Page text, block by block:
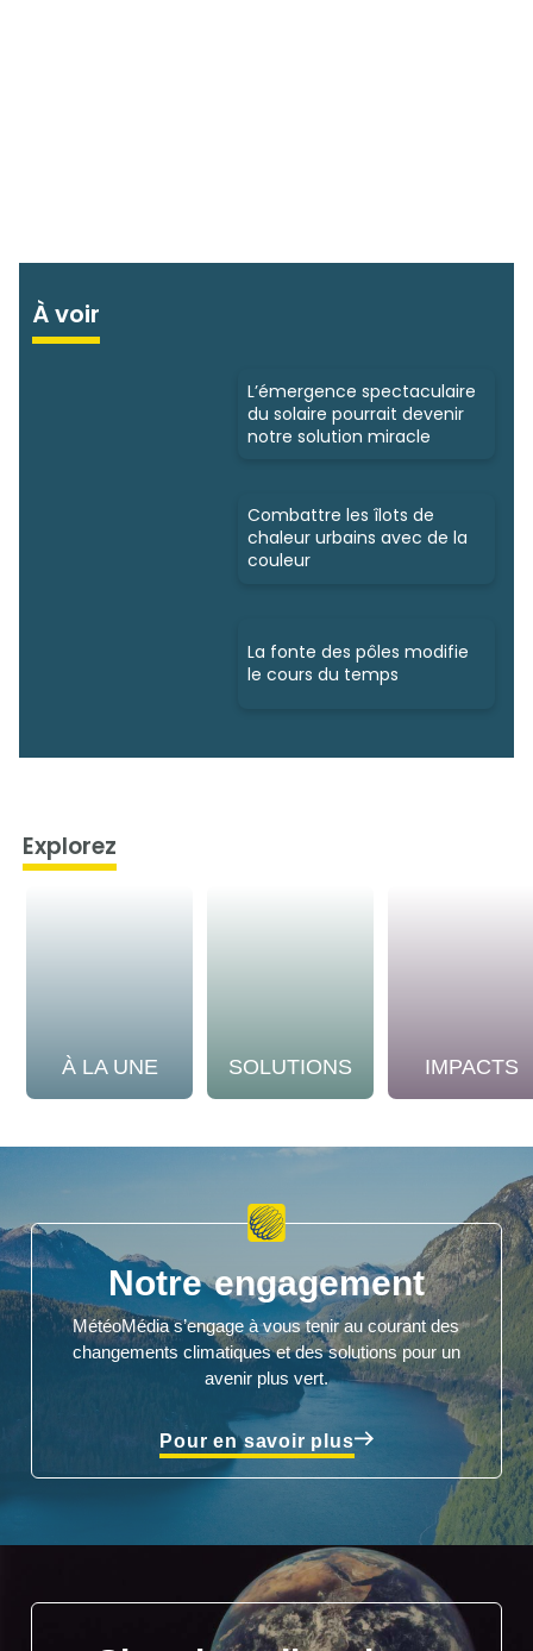
À voir
L’émergence spectaculaire
du solaire pourrait devenir
notre solution miracle
Combattre les îlots de
chaleur urbains avec de la
couleur
La fonte des pôles modifie
le cours du temps
Explorez
À LA UNE SOLUTIONS IMPACTS
Notre engagement
MétéoMédia s’engage à vous tenir au courant des
changements climatiques et des solutions pour un
avenir plus vert.
Pour en savoir plus